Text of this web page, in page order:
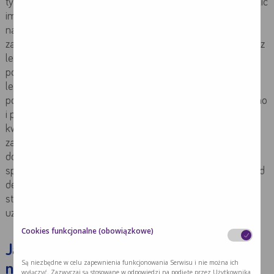
tylko wprowadzić w cały proces leczenia, ale przede pozwolić
im aktywnie w nim uczestniczyć. Zadań dla nich jest
naprawdę wiele. Przede wszystkim, ktoś bliski powinien
zawsze towarzyszyć pacjentowi w czasie ważnych rozmów z
lekarzem. Stan psychiczny osób chorych bardzo często nie
pozwala im dobrze przyswoić sobie tego, co mówi do nich
lekarz. Członek rodziny uczestniczący w takim spotkaniu
pomoże choremu zrozumieć sprawy, które na nim poruszono
i potem podjąć na tej podstawie decyzje, na przykład w
kwestii dalszej terapii. Najbliższe choremu osoby są prawie
zawsze najbardziej pomocne w zbieraniu informacji
dotyczących choroby i dostępnych sposobów leczenia. Ich
spokojne, racjonalne spojrzenie może obronić chorego przed
decyzją o porzuceniu terapii szpitalnej i skierowania się w
stronę niesprawdzonych medycznie, „cudownie”
uzdrawiających kuracji.
Jak poinformować dzieci o chorobie
nowotworowej?
Cookies funkcjonalne (obowiązkowe)
Są niezbędne w celu zapewnienia funkcjonowania Serwisu i nie można ich
wyłączyć. Zazwyczaj są stosowane w odpowiedzi na podjęte przez Użytkownika